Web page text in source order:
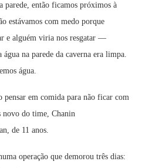
então ficamos próximos à
estávamos com medo porque
e alguém viria nos resgatar —
na parede da caverna era limpa.
água.
em comida para não ficar com
do time, Chanin
de 11 anos.
operação que demorou três dias: